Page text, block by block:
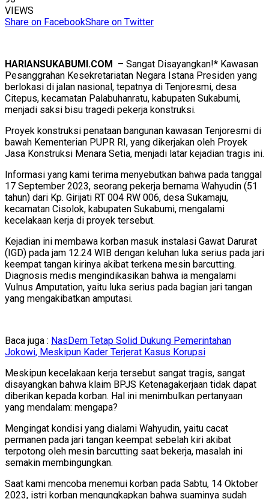
VIEWS
Share on FacebookShare on Twitter
HARIANSUKABUMI.COM – Sangat Disayangkan!* Kawasan
Pesanggrahan Kesekretariatan Negara Istana Presiden yang
berlokasi di jalan nasional, tepatnya di Tenjoresmi, desa
Citepus, kecamatan Palabuhanratu, kabupaten Sukabumi,
menjadi saksi bisu tragedi pekerja konstruksi.
Proyek konstruksi penataan bangunan kawasan Tenjoresmi di
bawah Kementerian PUPR RI, yang dikerjakan oleh Proyek
Jasa Konstruksi Menara Setia, menjadi latar kejadian tragis ini.
Informasi yang kami terima menyebutkan bahwa pada tanggal
17 September 2023, seorang pekerja bernama Wahyudin (51
tahun) dari Kp. Girijati RT 004 RW 006, desa Sukamaju,
kecamatan Cisolok, kabupaten Sukabumi, mengalami
kecelakaan kerja di proyek tersebut.
Kejadian ini membawa korban masuk instalasi Gawat Darurat
(IGD) pada jam 12.24 WIB dengan keluhan luka serius pada jari
keempat tangan kirinya akibat terkena mesin barcutting.
Diagnosis medis mengindikasikan bahwa ia mengalami
Vulnus Amputation, yaitu luka serius pada bagian jari tangan
yang mengakibatkan amputasi.
Baca juga : NasDem Tetap Solid Dukung Pemerintahan
Jokowi, Meskipun Kader Terjerat Kasus Korupsi
Meskipun kecelakaan kerja tersebut sangat tragis, sangat
disayangkan bahwa klaim BPJS Ketenagakerjaan tidak dapat
diberikan kepada korban. Hal ini menimbulkan pertanyaan
yang mendalam: mengapa?
Mengingat kondisi yang dialami Wahyudin, yaitu cacat
permanen pada jari tangan keempat sebelah kiri akibat
terpotong oleh mesin barcutting saat bekerja, masalah ini
semakin membingungkan.
Saat kami mencoba menemui korban pada Sabtu, 14 Oktober
2023, istri korban mengungkapkan bahwa suaminya sudah